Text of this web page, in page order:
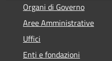
Organi di Governo
Aree Amministrative
Uffici
Enti e fondazioni